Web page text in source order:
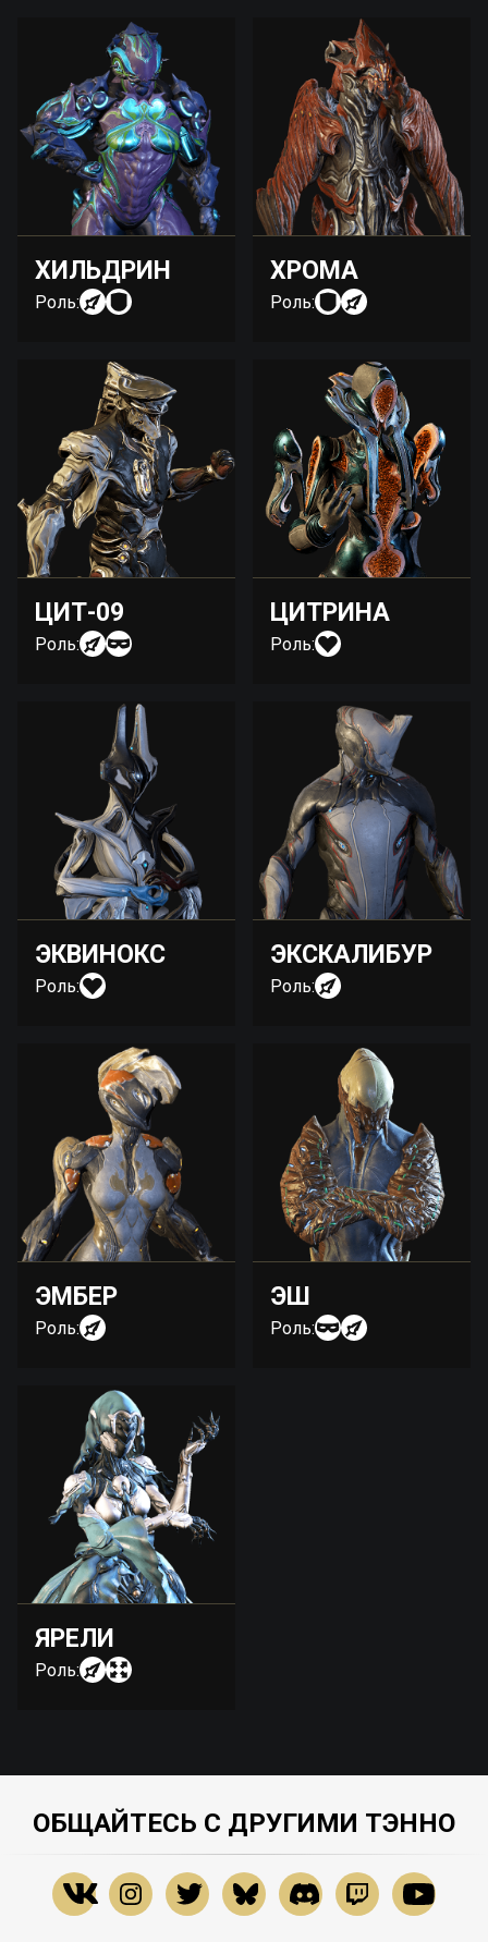
ХИЛЬДРИН
Роль:
ХРОМА
Роль:
ЦИТ-09
Роль:
ЦИТРИНА
Роль:
ЭКВИНОКС
Роль:
ЭКСКАЛИБУР
Роль:
ЭМБЕР
Роль:
ЭШ
Роль:
ЯРЕЛИ
Роль:
ОБЩАЙТЕСЬ С ДРУГИМИ ТЭННО